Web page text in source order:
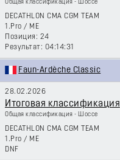
Общая классификация - Шоссе
DECATHLON CMA CGM TEAM
1.Pro / ME
24
04:14:31
Faun-Ardèche Classic
28.02.2026
Итоговая классификация
Общая классификация - Шоссе
DECATHLON CMA CGM TEAM
1.Pro / ME
DNF